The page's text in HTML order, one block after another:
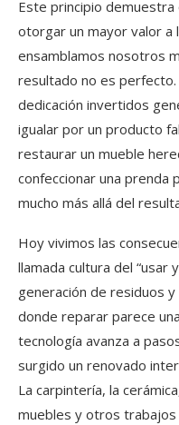
Este principio
otorgar un mayor valor
ensamblamos nosotros
resultado no es
dedicación invertidos
igualar por un producto
restaurar un mueble
confeccionar una prenda
mucho más allá del
Hoy vivimos las
llamada cultura del “usar
generación de residuos
donde reparar parece
tecnología avanza a
surgido un renovado
La carpintería, la
muebles y otros